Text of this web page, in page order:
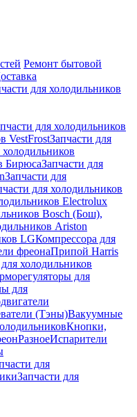
Ремонт бытовой
для холодильников
для холодильников
VestFrostЗапчасти для
холодильников
БирюсаЗапчасти для
Запчасти для
для холодильников
Electrolux
Bosch (Бош),
Ariston
LGКомпрессора для
фреонаПрипой Harris
холодильников
для
для
(Тэны)Вакуумные
Кнопки,
РазноеИспарители
для
Запчасти для